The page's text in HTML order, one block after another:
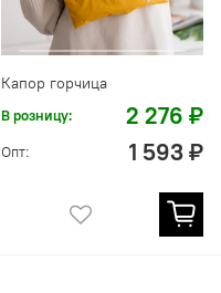
Капор горчица
В розницу: 2 276 ₽
Опт: 1 593 ₽